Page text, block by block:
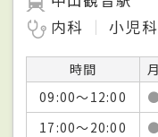
内科
小児科
時間 月
09:00～12:00
17:00～20:00